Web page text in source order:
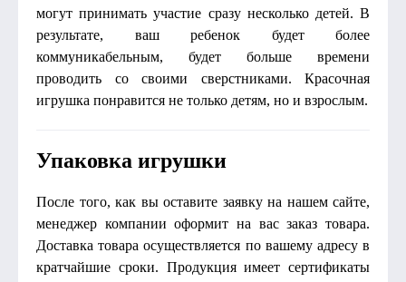
могут принимать участие сразу несколько детей. В
результате, ваш ребенок будет более
коммуникабельным, будет больше времени
проводить со своими сверстниками. Красочная
игрушка понравится не только детям, но и взрослым.
Упаковка игрушки
После того, как вы оставите заявку на нашем сайте,
менеджер компании оформит на вас заказ товара.
Доставка товара осуществляется по вашему адресу в
кратчайшие сроки. Продукция имеет сертификаты